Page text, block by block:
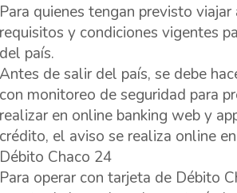
Para quienes tengan previsto
requisitos y condiciones vigentes
del país.
Antes de salir del país, se debe
con monitoreo de seguridad para
realizar en online banking web y
crédito, el aviso se realiza online
Débito Chaco 24
Para operar con tarjeta de Débito